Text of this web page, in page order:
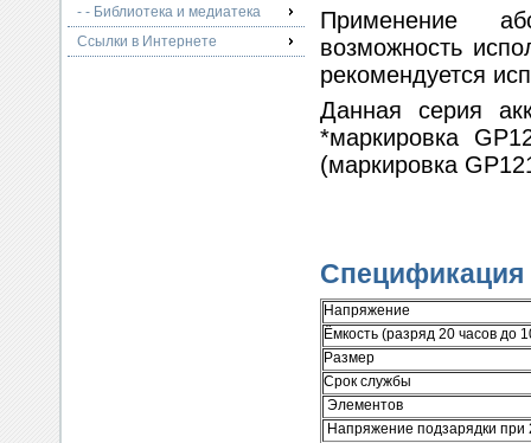
- - Библиотека и медиатека
Ссылки в Интернете
Применение
возможность
рекомендуется
Данная серия
*маркировка
(маркировка
Спецификация
Напряжение
Ёмкость (разряд 20 часов до
Размер
Срок службы
Элементов
Напряжение подзарядки при